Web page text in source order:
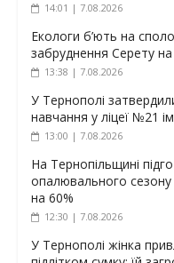
14:01 | 7.08.2026
Екологи б’ють на
забруднення Серету
13:38 | 7.08.2026
У Тернополі
навчання у ліцеї №21
13:00 | 7.08.2026
На Тернопільщині
опалювального
на 60%
12:30 | 7.08.2026
У Тернополі жінка